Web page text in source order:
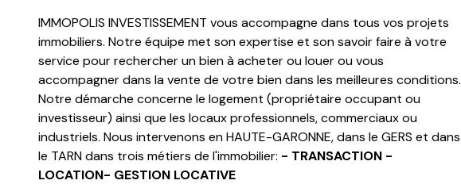
IMMOPOLIS INVESTISSEMENT vous accompagne dans tous vos projets
immobiliers. Notre équipe met son expertise et son savoir faire à votre
service pour rechercher un bien à acheter ou louer ou vous
accompagner dans la vente de votre bien dans les meilleures conditions.
Notre démarche concerne le logement (propriétaire occupant ou
investisseur) ainsi que les locaux professionnels, commerciaux ou
industriels. Nous intervenons en HAUTE-GARONNE, dans le GERS et dans
le TARN dans trois métiers de l'immobilier: - TRANSACTION -
LOCATION- GESTION LOCATIVE